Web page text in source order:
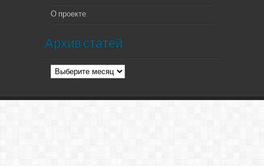
О проекте
Архив статей
Архив
статей